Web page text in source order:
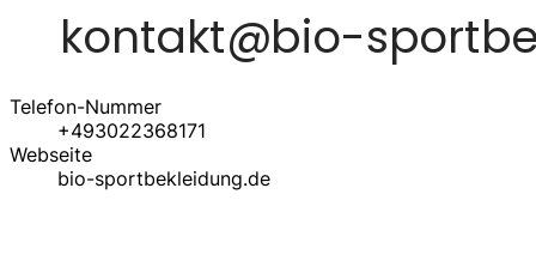
Telefon-Nummer
+493022368171
Webseite
bio-sportbekleidung.de